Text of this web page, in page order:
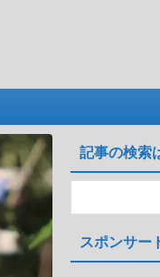
記事の検索
スポンサー